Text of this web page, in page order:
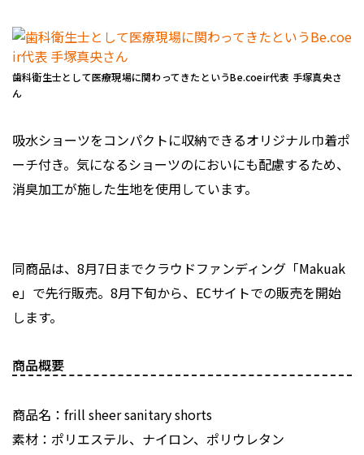
歯科衛生士として医療現場に関わってきたというBe.coeir代表 手塚真央さ
ん
吸水ショーツをコンパクトに収納できるオリジナル巾着ポ
ーチ付き。気になるショーツのにおいにも配慮するため、
消臭加工が施した生地を使用しています。
同商品は、8月7日までクラウドファンディング「Makuak
e」で先行販売。8月下旬から、ECサイトでの販売を開始
します。
商品概要
商品名：frill sheer sanitary shorts
素材：ポリエステル、ナイロン、ポリウレタン